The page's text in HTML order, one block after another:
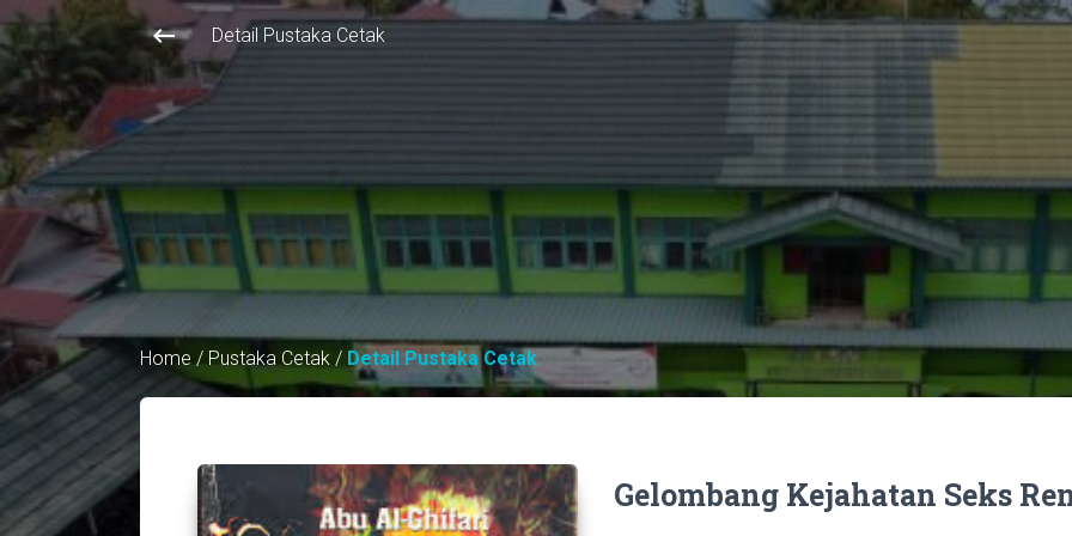
keyboard_backspace Detail Pustaka Cetak
Home / Pustaka Cetak / Detail Pustaka Cetak
Gelombang Kejahatan Seks